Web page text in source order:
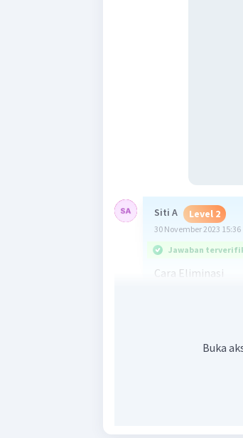
Siti A Level 2
30 November 2023 15:36
Jawaban
Cara Eliminasi
Buka